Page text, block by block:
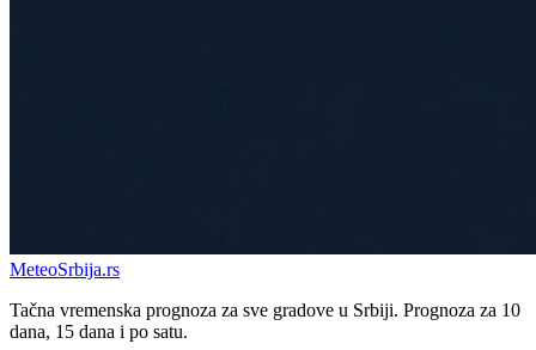
MeteoSrbija.rs
Tačna vremenska prognoza za sve gradove u Srbiji. Prognoza za 10
dana, 15 dana i po satu.